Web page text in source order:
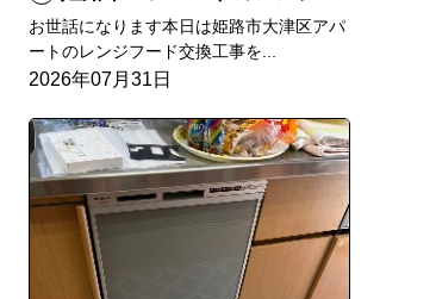
お世話になります本日は姫路市大津区アパ
ートのレンジフード交換工事を...
2026年07月31日